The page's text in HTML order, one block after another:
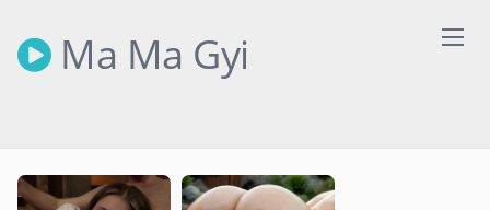
contentMa Ma Gyi